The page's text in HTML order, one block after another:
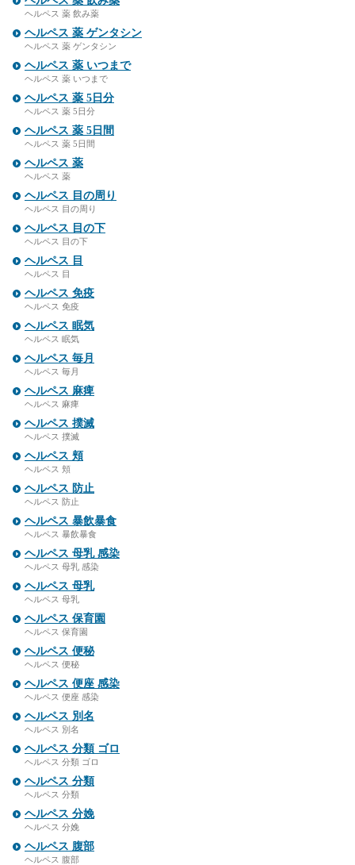
ヘルペス 薬 飲み薬
ヘルペス 薬 ゲンタシン
ヘルペス 薬 ゲンタシン
ヘルペス 薬 いつまで
ヘルペス 薬 いつまで
ヘルペス 薬 5日分
ヘルペス 薬 5日分
ヘルペス 薬 5日間
ヘルペス 薬 5日間
ヘルペス 薬
ヘルペス 薬
ヘルペス 目の周り
ヘルペス 目の周り
ヘルペス 目の下
ヘルペス 目の下
ヘルペス 目
ヘルペス 目
ヘルペス 免疫
ヘルペス 免疫
ヘルペス 眠気
ヘルペス 眠気
ヘルペス 毎月
ヘルペス 毎月
ヘルペス 麻痺
ヘルペス 麻痺
ヘルペス 撲滅
ヘルペス 撲滅
ヘルペス 頬
ヘルペス 頬
ヘルペス 防止
ヘルペス 防止
ヘルペス 暴飲暴食
ヘルペス 暴飲暴食
ヘルペス 母乳 感染
ヘルペス 母乳 感染
ヘルペス 母乳
ヘルペス 母乳
ヘルペス 保育園
ヘルペス 保育園
ヘルペス 便秘
ヘルペス 便秘
ヘルペス 便座 感染
ヘルペス 便座 感染
ヘルペス 別名
ヘルペス 別名
ヘルペス 分類 ゴロ
ヘルペス 分類 ゴロ
ヘルペス 分類
ヘルペス 分類
ヘルペス 分娩
ヘルペス 分娩
ヘルペス 腹部
ヘルペス 腹部